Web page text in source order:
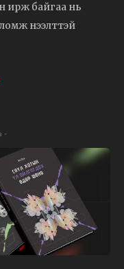
ирж байгаа нь
нээлттэй
-